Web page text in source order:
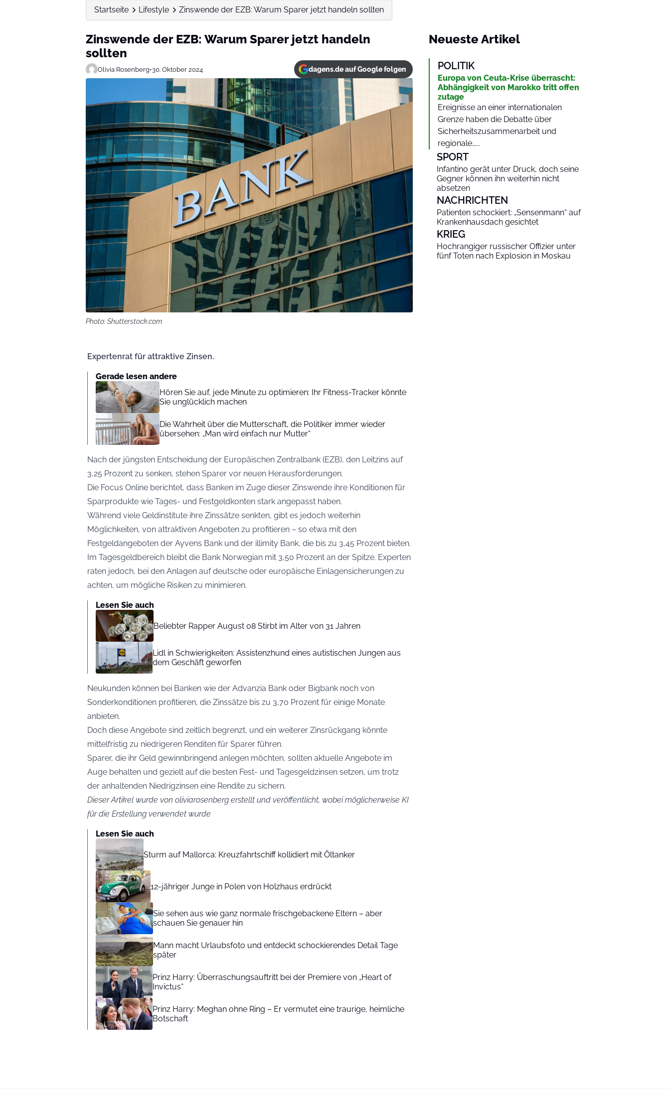
Startseite Lifestyle Zinswende der EZB: Warum Sparer jetzt handeln sollten
Zinswende der EZB: Warum Sparer jetzt handeln
sollten
Olivia Rosenberg•30. Oktober 2024 dagens.de auf Google folgen
Photo: Shutterstock.com
Expertenrat für attraktive Zinsen.
Gerade lesen andere
Hören Sie auf, jede Minute zu optimieren: Ihr Fitness-Tracker könnte
Sie unglücklich machen
Die Wahrheit über die Mutterschaft, die Politiker immer wieder
übersehen: „Man wird einfach nur Mutter“
Nach der jüngsten Entscheidung der Europäischen Zentralbank (EZB), den Leitzins auf
3,25 Prozent zu senken, stehen Sparer vor neuen Herausforderungen.
Die Focus Online berichtet, dass Banken im Zuge dieser Zinswende ihre Konditionen für
Sparprodukte wie Tages- und Festgeldkonten stark angepasst haben.
Während viele Geldinstitute ihre Zinssätze senkten, gibt es jedoch weiterhin
Möglichkeiten, von attraktiven Angeboten zu profitieren – so etwa mit den
Festgeldangeboten der Ayvens Bank und der illimity Bank, die bis zu 3,45 Prozent bieten.
Im Tagesgeldbereich bleibt die Bank Norwegian mit 3,50 Prozent an der Spitze. Experten
raten jedoch, bei den Anlagen auf deutsche oder europäische Einlagensicherungen zu
achten, um mögliche Risiken zu minimieren.
Lesen Sie auch
Beliebter Rapper August 08 Stirbt im Alter von 31 Jahren
Lidl in Schwierigkeiten: Assistenzhund eines autistischen Jungen aus
dem Geschäft geworfen
Neukunden können bei Banken wie der Advanzia Bank oder Bigbank noch von
Sonderkonditionen profitieren, die Zinssätze bis zu 3,70 Prozent für einige Monate
anbieten.
Doch diese Angebote sind zeitlich begrenzt, und ein weiterer Zinsrückgang könnte
mittelfristig zu niedrigeren Renditen für Sparer führen.
Sparer, die ihr Geld gewinnbringend anlegen möchten, sollten aktuelle Angebote im
Auge behalten und gezielt auf die besten Fest- und Tagesgeldzinsen setzen, um trotz
der anhaltenden Niedrigzinsen eine Rendite zu sichern.
Dieser Artikel wurde von oliviarosenberg erstellt und veröffentlicht, wobei möglicherweise KI
für die Erstellung verwendet wurde
Lesen Sie auch
Sturm auf Mallorca: Kreuzfahrtschiff kollidiert mit Öltanker
12-jähriger Junge in Polen von Holzhaus erdrückt
Sie sehen aus wie ganz normale frischgebackene Eltern – aber
schauen Sie genauer hin
Mann macht Urlaubsfoto und entdeckt schockierendes Detail Tage
später
Prinz Harry: Überraschungsauftritt bei der Premiere von „Heart of
Invictus“
Prinz Harry: Meghan ohne Ring – Er vermutet eine traurige, heimliche
Botschaft
Neueste Artikel
POLITIK
Europa von Ceuta-Krise überrascht:
Abhängigkeit von Marokko tritt offen
zutage
Ereignisse an einer internationalen
Grenze haben die Debatte über
Sicherheitszusammenarbeit und
regionale…...
SPORT
Infantino gerät unter Druck, doch seine
Gegner können ihn weiterhin nicht
absetzen
NACHRICHTEN
Patienten schockiert: „Sensenmann“ auf
Krankenhausdach gesichtet
KRIEG
Hochrangiger russischer Offizier unter
fünf Toten nach Explosion in Moskau